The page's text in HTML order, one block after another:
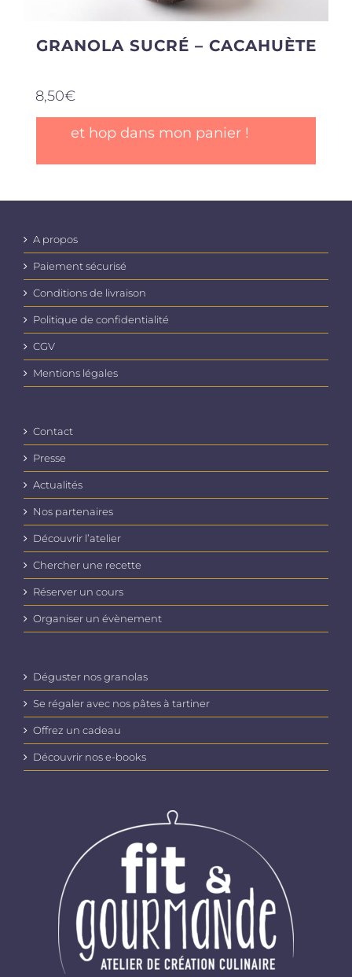
GRANOLA SUCRÉ – CACAHUÈTE
8,50€
et hop dans mon panier !
A propos
Paiement sécurisé
Conditions de livraison
Politique de confidentialité
CGV
Mentions légales
Contact
Presse
Actualités
Nos partenaires
Découvrir l’atelier
Chercher une recette
Réserver un cours
Organiser un évènement
Déguster nos granolas
Se régaler avec nos pâtes à tartiner
Offrez un cadeau
Découvrir nos e-books